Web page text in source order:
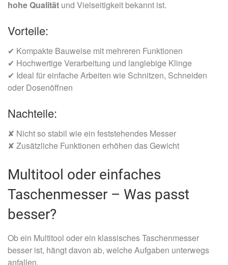
hohe Qualität und Vielseitigkeit bekannt ist.
Vorteile:
✔ Kompakte Bauweise mit mehreren Funktionen
✔ Hochwertige Verarbeitung und langlebige Klinge
✔ Ideal für einfache Arbeiten wie Schnitzen, Schneiden
oder Dosenöffnen
Nachteile:
✘ Nicht so stabil wie ein feststehendes Messer
✘ Zusätzliche Funktionen erhöhen das Gewicht
Multitool oder einfaches
Taschenmesser – Was passt
besser?
Ob ein Multitool oder ein klassisches Taschenmesser
besser ist, hängt davon ab, welche Aufgaben unterwegs
anfallen.